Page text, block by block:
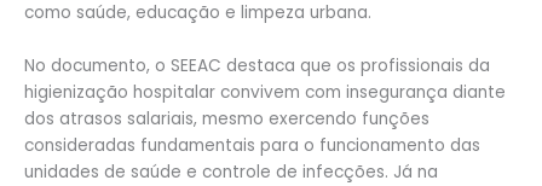
como saúde, educação e limpeza urbana.
No documento, o SEEAC destaca que os profissionais da
higienização hospitalar convivem com insegurança diante
dos atrasos salariais, mesmo exercendo funções
consideradas fundamentais para o funcionamento das
unidades de saúde e controle de infecções. Já na